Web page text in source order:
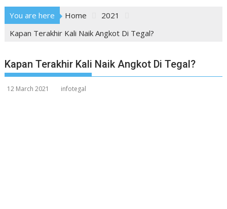
You are here Home
2021
Kapan Terakhir Kali Naik Angkot Di Tegal?
Kapan Terakhir Kali Naik Angkot Di Tegal?
12 March 2021 infotegal